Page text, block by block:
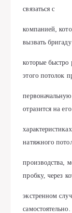
связаться с
компанией,
вызвать
которые
этого потолок
отразится на его
натяжного
производства,
пробку, через
экстренном